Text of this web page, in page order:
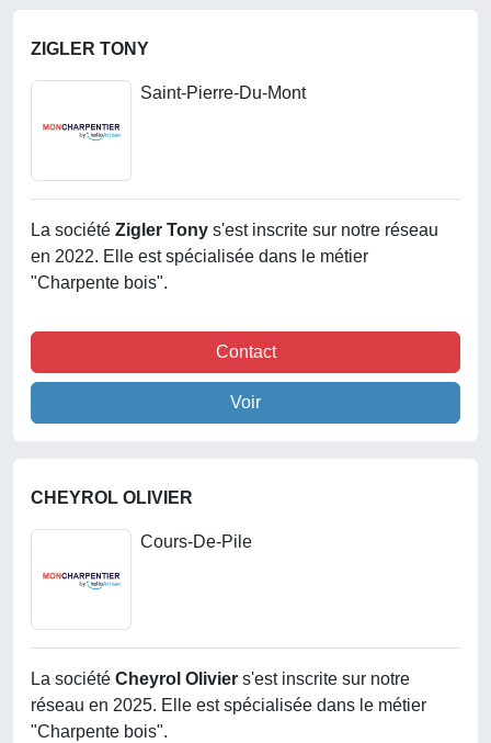
ZIGLER TONY
Saint-Pierre-Du-Mont
La société Zigler Tony s'est inscrite sur notre réseau
en 2022. Elle est spécialisée dans le métier
"Charpente bois".
Contact
Voir
CHEYROL OLIVIER
Cours-De-Pile
La société Cheyrol Olivier s'est inscrite sur notre
réseau en 2025. Elle est spécialisée dans le métier
"Charpente bois".